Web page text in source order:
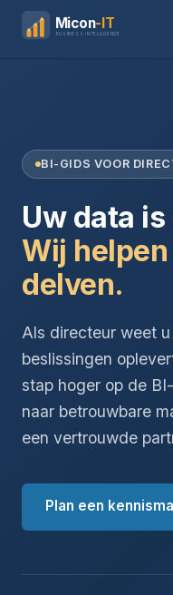
Micon-IT
BUSINESS INTELLIGENCE
BI-GIDS VOOR
Uw data
Wij
delven.
Als directeur weet
beslissingen
stap hoger op de
naar betrouwbare
een vertrouwde
Plan een